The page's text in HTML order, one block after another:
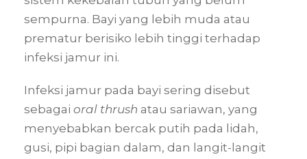
sempurna. Bayi yang lebih muda atau
prematur berisiko lebih tinggi terhadap
infeksi jamur ini.
Infeksi jamur pada bayi sering disebut
sebagai oral thrush atau sariawan, yang
menyebabkan bercak putih pada lidah,
gusi, pipi bagian dalam, dan langit-langit